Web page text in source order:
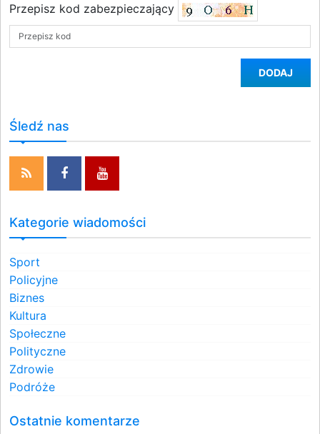
Przepisz kod zabezpieczający
DODAJ
Śledź nas
Kategorie wiadomości
Sport
Policyjne
Biznes
Kultura
Społeczne
Polityczne
Zdrowie
Podróże
Ostatnie komentarze